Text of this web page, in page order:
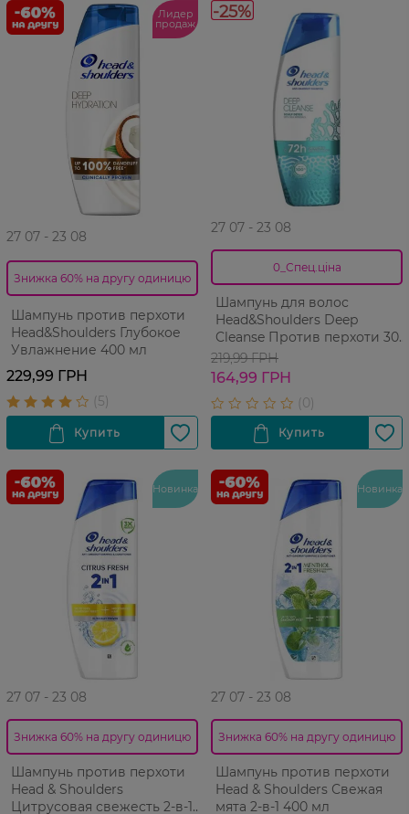
Лидер
продаж
27 07 - 23 08
Знижка 60% на другу одиницю
Шампунь против перхоти
Head&Shoulders Глубокое
Увлажнение 400 мл
229,99 ГРН
-25%
27 07 - 23 08
0_Спец.ціна
Шампунь для волос
Head&Shoulders Deep
Cleanse Против перхоти 300
мл
219,99 ГРН
164,99 ГРН
Новинка
27 07 - 23 08
Знижка 60% на другу одиницю
Шампунь против перхоти
Head & Shoulders
Цитрусовая свежесть 2-в-1
Новинка
27 07 - 23 08
Знижка 60% на другу одиницю
Шампунь против перхоти
Head & Shoulders Свежая
мята 2-в-1 400 мл